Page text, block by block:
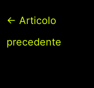
← Articolo
precedente